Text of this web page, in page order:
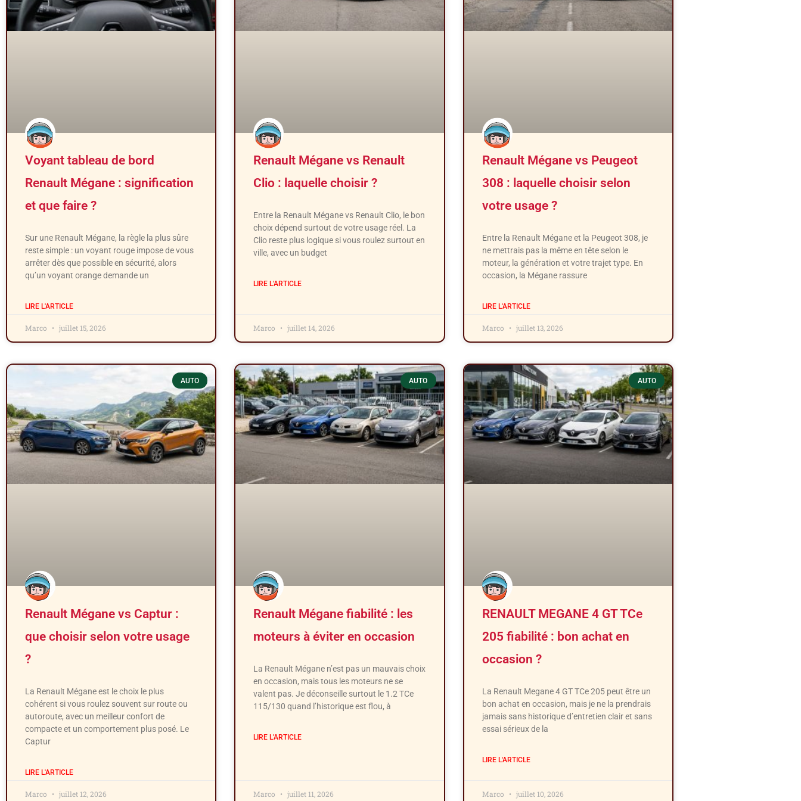
Voyant tableau de bord
Renault Mégane : signification
et que faire ?
Sur une Renault Mégane, la règle la plus sûre
reste simple : un voyant rouge impose de vous
arrêter dès que possible en sécurité, alors
qu’un voyant orange demande un
LIRE L'ARTICLE
Marco juillet 15, 2026
Renault Mégane vs Renault
Clio : laquelle choisir ?
Entre la Renault Mégane vs Renault Clio, le bon
choix dépend surtout de votre usage réel. La
Clio reste plus logique si vous roulez surtout en
ville, avec un budget
LIRE L'ARTICLE
Marco juillet 14, 2026
Renault Mégane vs Peugeot
308 : laquelle choisir selon
votre usage ?
Entre la Renault Mégane et la Peugeot 308, je
ne mettrais pas la même en tête selon le
moteur, la génération et votre trajet type. En
occasion, la Mégane rassure
LIRE L'ARTICLE
Marco juillet 13, 2026
AUTO
Renault Mégane vs Captur :
que choisir selon votre usage
?
La Renault Mégane est le choix le plus
cohérent si vous roulez souvent sur route ou
autoroute, avec un meilleur confort de
compacte et un comportement plus posé. Le
Captur
LIRE L'ARTICLE
Marco juillet 12, 2026
AUTO
Renault Mégane fiabilité : les
moteurs à éviter en occasion
La Renault Mégane n’est pas un mauvais choix
en occasion, mais tous les moteurs ne se
valent pas. Je déconseille surtout le 1.2 TCe
115/130 quand l’historique est flou, à
LIRE L'ARTICLE
Marco juillet 11, 2026
AUTO
RENAULT MEGANE 4 GT TCe
205 fiabilité : bon achat en
occasion ?
La Renault Megane 4 GT TCe 205 peut être un
bon achat en occasion, mais je ne la prendrais
jamais sans historique d’entretien clair et sans
essai sérieux de la
LIRE L'ARTICLE
Marco juillet 10, 2026